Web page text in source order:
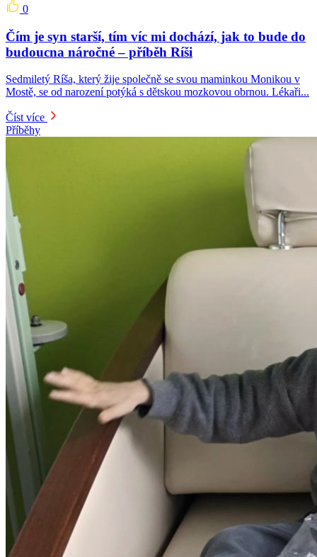
0
Čím je syn starší, tím víc mi dochází, jak to bude do
budoucna náročné – příběh Ríši
Sedmiletý Ríša, který žije společně se svou maminkou Monikou v
Mostě, se od narození potýká s dětskou mozkovou obrnou. Lékaři...
Číst více
Příběhy